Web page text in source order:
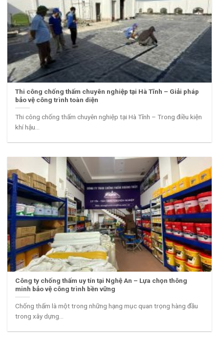
Thi công chống thấm chuyên nghiệp tại Hà Tĩnh – Giải pháp
bảo vệ công trình toàn diện
Thi công chống thấm chuyên nghiệp tại Hà Tĩnh – Trong điều kiện
khí hậu...
Công ty chống thấm uy tín tại Nghệ An – Lựa chọn thông
minh bảo vệ công trình bền vững
Chống thấm là một trong những hạng mục quan trọng hàng đầu
trong xây dựng...